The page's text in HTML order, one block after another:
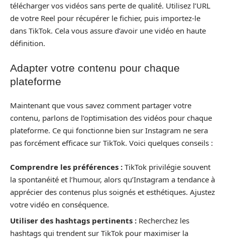
télécharger vos vidéos sans perte de qualité. Utilisez l’URL
de votre Reel pour récupérer le fichier, puis importez-le
dans TikTok. Cela vous assure d’avoir une vidéo en haute
définition.
Adapter votre contenu pour chaque
plateforme
Maintenant que vous savez comment partager votre
contenu, parlons de l’optimisation des vidéos pour chaque
plateforme. Ce qui fonctionne bien sur Instagram ne sera
pas forcément efficace sur TikTok. Voici quelques conseils :
Comprendre les préférences : TikTok privilégie souvent
la spontanéité et l’humour, alors qu’Instagram a tendance à
apprécier des contenus plus soignés et esthétiques. Ajustez
votre vidéo en conséquence.
Utiliser des hashtags pertinents : Recherchez les
hashtags qui trendent sur TikTok pour maximiser la